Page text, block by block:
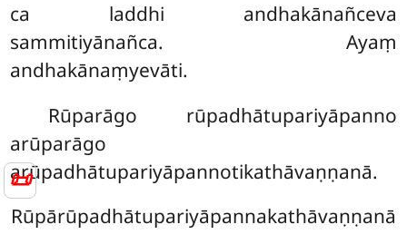
📜
ca laddhi andhakānañceva
sammitiyānañca. Ayaṃ
andhakānaṃyevāti.
Rūparāgo rūpadhātupariyāpanno
arūparāgo
arūpadhātupariyāpannotikathāvaṇṇanā.
Rūpārūpadhātupariyāpannakathāvaṇṇanā